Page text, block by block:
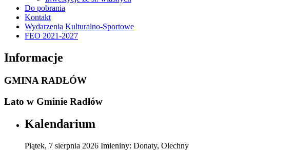
Do pobrania
Kontakt
Wydarzenia Kulturalno-Sportowe
FEO 2021-2027
Informacje
GMINA RADŁÓW
Lato w Gminie Radłów
Kalendarium
Piątek, 7 sierpnia 2026 Imieniny: Donaty, Olechny